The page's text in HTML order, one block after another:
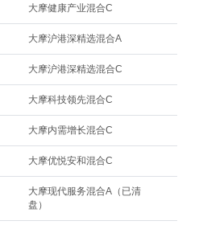
大摩健康产业混合C
大摩沪港深精选混合A
大摩沪港深精选混合C
大摩科技领先混合C
大摩内需增长混合C
大摩优悦安和混合C
大摩现代服务混合A（已清
盘）